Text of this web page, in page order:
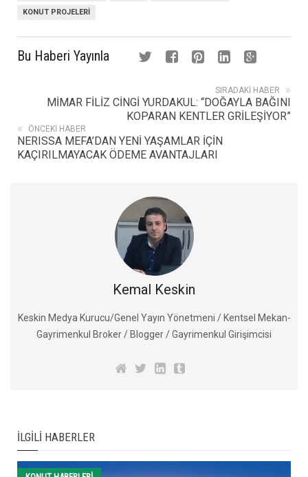
KONUT PROJELERI
Bu Haberi Yayınla
SIRADAKI HABER
MİMAR FİLİZ CİNGİ YURDAKUL: “DOĞAYLA BAĞINI
KOPARAN KENTLER GRİLEŞİYOR”
ÖNCEKI HABER
NERISSA MEFA’DAN YENİ YAŞAMLAR İÇİN
KAÇIRILMAYACAK ÖDEME AVANTAJLARI
Kemal Keskin
Keskin Medya Kurucu/Genel Yayın Yönetmeni / Kentsel Mekan-
Gayrimenkul Broker / Blogger / Gayrimenkul Girişimcisi
İLGILI HABERLER